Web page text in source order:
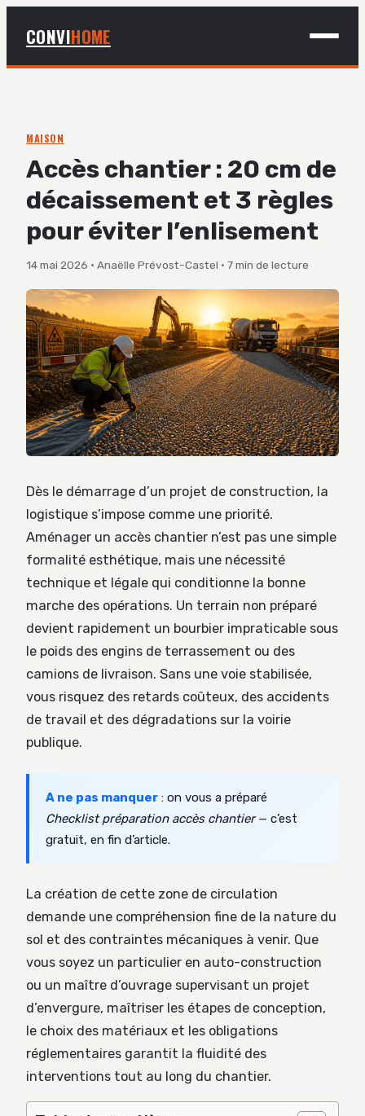
CONVIHOME
BRICOLAGE
DÉCO
JARDINAGE
MAISON
Accès chantier : 20 cm de
décaissement et 3 règles
pour éviter l’enlisement
14 mai 2026 · Anaëlle Prévost-Castel · 7 min de lecture
Dès le démarrage d’un projet de construction, la
logistique s’impose comme une priorité.
Aménager un accès chantier n’est pas une simple
formalité esthétique, mais une nécessité
technique et légale qui conditionne la bonne
marche des opérations. Un terrain non préparé
devient rapidement un bourbier impraticable sous
le poids des engins de terrassement ou des
camions de livraison. Sans une voie stabilisée,
vous risquez des retards coûteux, des accidents
de travail et des dégradations sur la voirie
publique.
A ne pas manquer : on vous a préparé
Checklist préparation accès chantier— c’est
gratuit, en fin d’article.
La création de cette zone de circulation
demande une compréhension fine de la nature du
sol et des contraintes mécaniques à venir. Que
vous soyez un particulier en auto-construction
ou un maître d’ouvrage supervisant un projet
d’envergure, maîtriser les étapes de conception,
le choix des matériaux et les obligations
réglementaires garantit la fluidité des
interventions tout au long du chantier.